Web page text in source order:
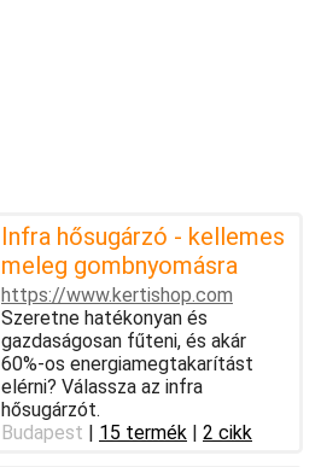
Infra hősugárzó - kellemes
meleg gombnyomásra
https://www.kertishop.com
Szeretne hatékonyan és
gazdaságosan fűteni, és akár
60%-os energiamegtakarítást
elérni? Válassza az infra
hősugárzót.
Budapest | 15 termék | 2 cikk